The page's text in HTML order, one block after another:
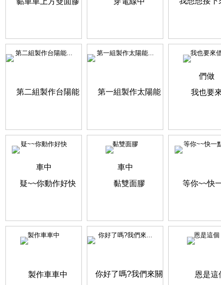
第二組製作台陽能... 第一組製作太陽能... 我也要來
疑~~你動作好快 黏雙面膠 等你~~快一
製作車車中 你好了嗎?我們來... 恩是這個